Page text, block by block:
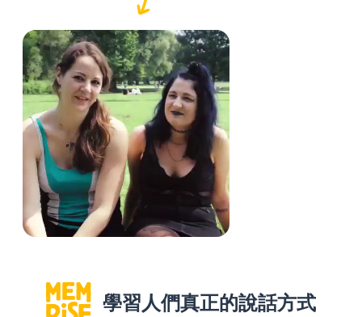
學習人們真正的說話方式